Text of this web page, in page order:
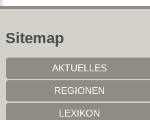
Sitemap
AKTUELLES
REGIONEN
LEXIKON